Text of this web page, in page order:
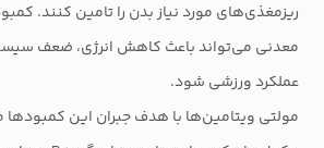
ریزمغذی‌های مورد نیاز بدن را تامین کنند.
معدنی می‌تواند باعث کاهش انرژی، ضعف
عملکرد ورزشی شود.
مولتی ویتامین‌ها با هدف جبران این کمبودها